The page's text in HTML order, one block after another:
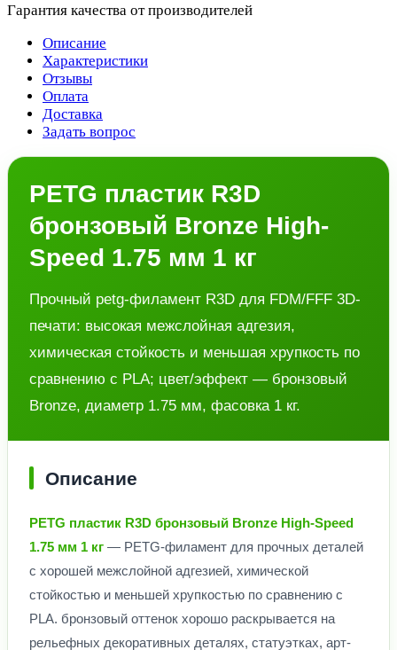
Гарантия качества от производителей
Описание
Характеристики
Отзывы
Оплата
Доставка
Задать вопрос
PETG пластик R3D
бронзовый Bronze High-
Speed 1.75 мм 1 кг
Прочный petg-филамент R3D для FDM/FFF 3D-
печати: высокая межслойная адгезия,
химическая стойкость и меньшая хрупкость по
сравнению с PLA; цвет/эффект — бронзовый
Bronze, диаметр 1.75 мм, фасовка 1 кг.
Описание
PETG пластик R3D бронзовый Bronze High-Speed
1.75 мм 1 кг — PETG-филамент для прочных деталей
с хорошей межслойной адгезией, химической
стойкостью и меньшей хрупкостью по сравнению с
PLA. бронзовый оттенок хорошо раскрывается на
рельефных декоративных деталях, статуэтках, арт-